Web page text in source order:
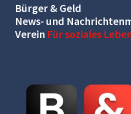
Bürger & Geld
News- und
Verein Für soziales